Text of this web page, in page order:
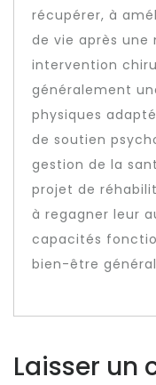
récupérer, à
de vie après une
intervention
généralement
physiques
de soutien
gestion de la
projet de
à regagner leur
capacités
bien-être
Laisser un